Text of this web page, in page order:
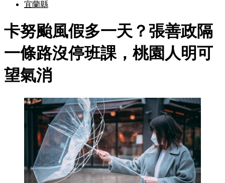
宜蘭縣
卡努颱風假多一天？張善政隔
一條路沒停班課，桃園人明可
望氣消